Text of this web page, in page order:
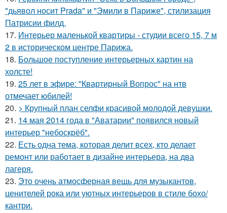
"дьявол носит Prada" и "Эмили в Париже", стилизация
Патрисии филд.
17. Интерьер маленькой квартиры - студии всего 15, 7 м
2 в историческом центре Парижа.
18. Большое поступление интерьерных картин на
холсте!
19. 25 лет в эфире: "Квартирный Вопрос" на нтв
отмечает юбилей!
20. > Крупный план селфи красивой молодой девушки.
21. 14 мая 2014 года в "Аватарии" появился новый
интерьер "небоскрёб".
22. Есть одна тема, которая делит всех, кто делает
ремонт или работает в дизайне интерьера, на два
лагеря.
23. Это очень атмосферная вещь для музыкантов,
ценителей рока или уютных интерьеров в стиле бохо/
кантри.